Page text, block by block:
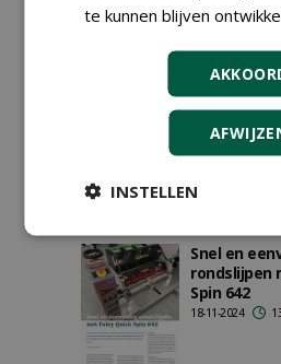
Vooruitblik
10-03-2025
Snel en
rondslijpen
Spin 642
18-11-2024
te kunnen blijven
INSTELLEN